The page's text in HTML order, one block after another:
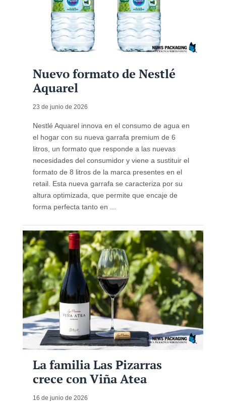
Nuevo formato de Nestlé
Aquarel
23 de junio de 2026
Nestlé Aquarel innova en el consumo de agua en
el hogar con su nueva garrafa premium de 6
litros, un formato que responde a las nuevas
necesidades del consumidor y viene a sustituir el
formato de 8 litros de la marca presentes en el
retail. Esta nueva garrafa se caracteriza por su
altura optimizada, que permite que encaje de
forma perfecta tanto en ...
La familia Las Pizarras
crece con Viña Atea
16 de junio de 2026